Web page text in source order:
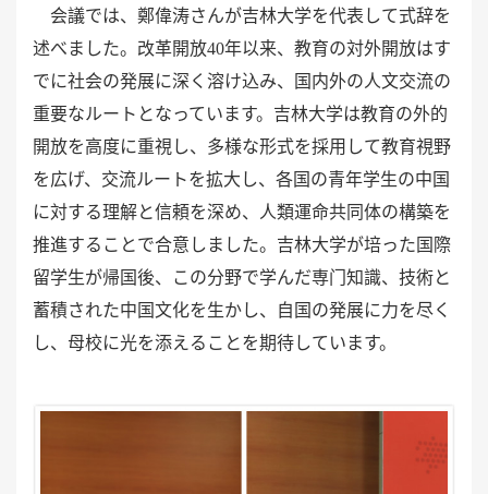
会議では、鄭偉涛さんが吉林大学を代表して式辞を
述べました。改革開放40年以来、教育の対外開放はす
でに社会の発展に深く溶け込み、国内外の人文交流の
重要なルートとなっています。吉林大学は教育の外的
開放を高度に重視し、多様な形式を採用して教育視野
を広げ、交流ルートを拡大し、各国の青年学生の中国
に対する理解と信頼を深め、人類運命共同体の構築を
推進することで合意しました。吉林大学が培った国際
留学生が帰国後、この分野で学んだ専门知識、技術と
蓄積された中国文化を生かし、自国の発展に力を尽く
し、母校に光を添えることを期待しています。